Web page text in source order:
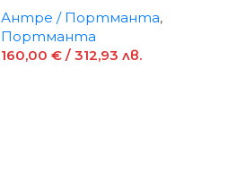
Антре / Портманта,
Портманта
160,00€ / 312,93 лв.